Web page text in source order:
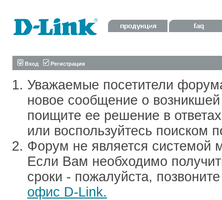
Вход Регистрация
Уважаемые посетители
новое сообщение о
поищите ее решение в
или воспользуйтесь поиском
Форум не является системой
Если Вам необходимо
сроки - пожалуйста,
офис D-Link.